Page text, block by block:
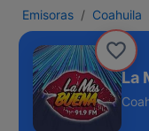
Emisoras Coahuila
La